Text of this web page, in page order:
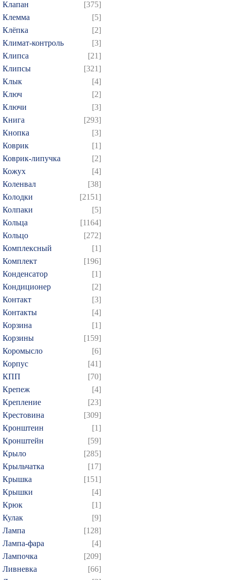
Клапан
[375]
Клемма
[5]
Клёпка
[2]
Климат-контроль
[3]
Клипса
[21]
Клипсы
[321]
Клык
[4]
Ключ
[2]
Ключи
[3]
Книга
[293]
Кнопка
[3]
Коврик
[1]
Коврик-липучка
[2]
Кожух
[4]
Коленвал
[38]
Колодки
[2151]
Колпаки
[5]
Кольца
[1164]
Кольцо
[272]
Комплексный
[1]
Комплект
[196]
Конденсатор
[1]
Кондиционер
[2]
Контакт
[3]
Контакты
[4]
Корзина
[1]
Корзины
[159]
Коромысло
[6]
Корпус
[41]
КПП
[70]
Крепеж
[4]
Крепление
[23]
Крестовина
[309]
Кронштеин
[1]
Кронштейн
[59]
Крыло
[285]
Крыльчатка
[17]
Крышка
[151]
Крышки
[4]
Крюк
[1]
Кулак
[9]
Лампа
[128]
Лампа-фара
[4]
Лампочка
[209]
Ливневка
[66]